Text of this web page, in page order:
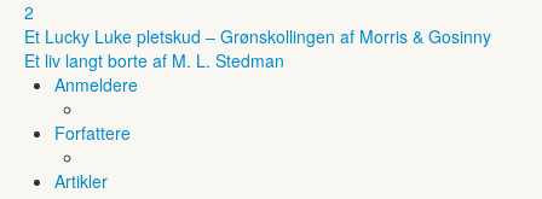
2
Et Lucky Luke pletskud – Grønskollingen af Morris & Gosinny
Et liv langt borte af M. L. Stedman
Anmeldere
Forfattere
Artikler